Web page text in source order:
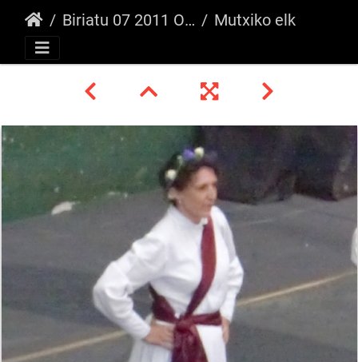
Biriatu 07 2011 Oinkari/Mutxiko Mutxiko elkartea _18_